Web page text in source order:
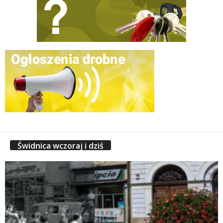
Świdnica wczoraj i dziś